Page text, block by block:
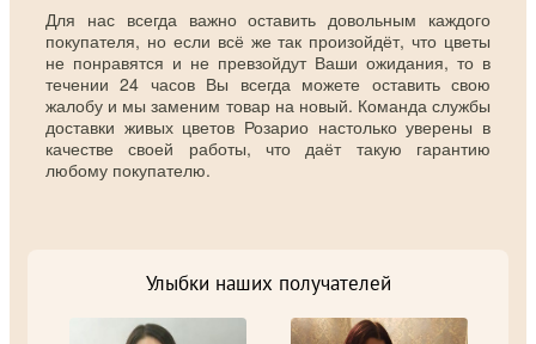
Для нас всегда важно оставить довольным каждого
покупателя, но если всё же так произойдёт, что цветы
не понравятся и не превзойдут Ваши ожидания, то в
течении 24 часов Вы всегда можете оставить свою
жалобу и мы заменим товар на новый. Команда службы
доставки живых цветов Розарио настолько уверены в
качестве своей работы, что даёт такую гарантию
любому покупателю.
Улыбки наших получателей